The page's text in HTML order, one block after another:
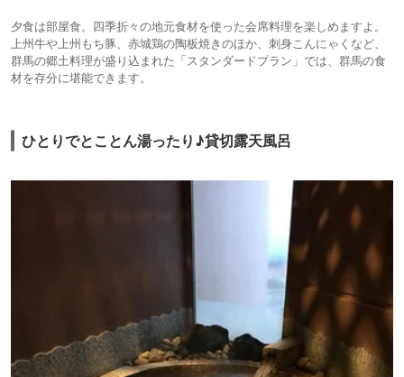
夕食は部屋食。四季折々の地元食材を使った会席料理を楽しめますよ。
上州牛や上州もち豚、赤城鶏の陶板焼きのほか、刺身こんにゃくなど、
群馬の郷土料理が盛り込まれた「スタンダードプラン」では、群馬の食
材を存分に堪能できます。
ひとりでとことん湯ったり♪貸切露天風呂